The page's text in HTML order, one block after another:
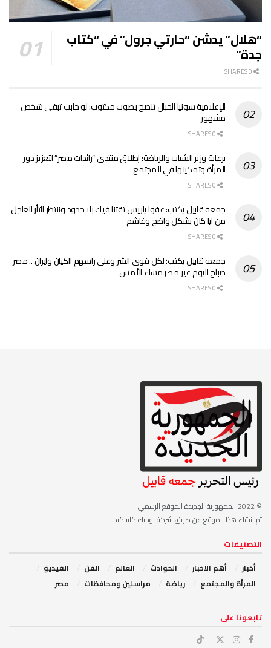
“هلال” يدشن “حارتي جرول” في “كتاب
جدة”
الإعلامية سونيا الحبال تنصح بصوت مكتوب: لو حابب تبقي شخص
مشهور
برعاية وزير الشباب والرياضة: إطلاق منتدى “رائدات مصر” لتعزيز دور
المرأة وتمكينها في المجتمع
جمعه قابيل يكتب: عفوا ياريس ثقتنا فيك بلا حدود وننتظر الثأر العاجل
من ايا كان بشكل واضح وغاشم
جمعه قابيل يكتب: لكل قوى الشر وعلى راسهم الكيان وايران .. مصر
صباح اليوم غير مصر مساء الأمس
© 2022
الجمهورية الجديدة الموقع الرسمي
تم انشاء هذا الموقع عن طريق شركة لوجيك كاسكيد
التصنيفات
أخبار أهم الاخبار ‏الحوادث ‏العالم الفن
‏الفيديو
‏المرأة والمجتمع
رياضة مراسلين ومحافظات مصر
‏تابعونا على